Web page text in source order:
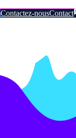
Contactez-nousContact